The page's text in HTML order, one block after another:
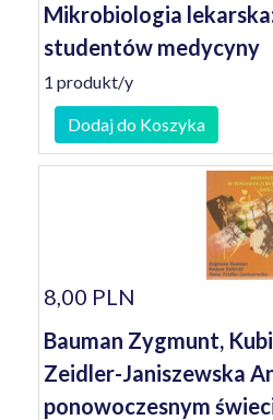
Mikrobiologia
studentów medycyny
1 produkt/y
Dodaj do Koszyka
8,00 PLN
Bauman Zygmunt,
Zeidler-Janiszewska
ponowoczesnym